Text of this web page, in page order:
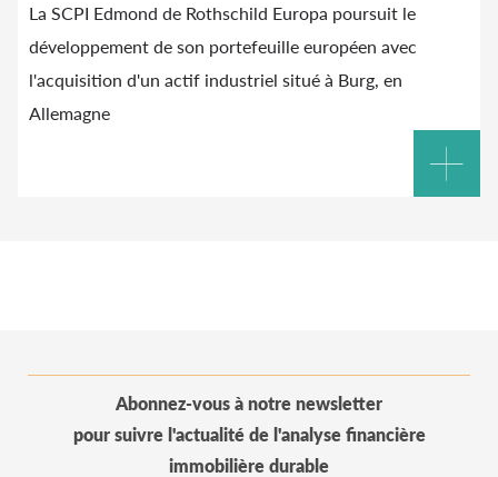
La SCPI Edmond de Rothschild Europa poursuit le
développement de son portefeuille européen avec
l'acquisition d'un actif industriel situé à Burg, en
Allemagne
Abonnez-vous à notre newsletter
pour suivre l'actualité de l'analyse financière
immobilière durable